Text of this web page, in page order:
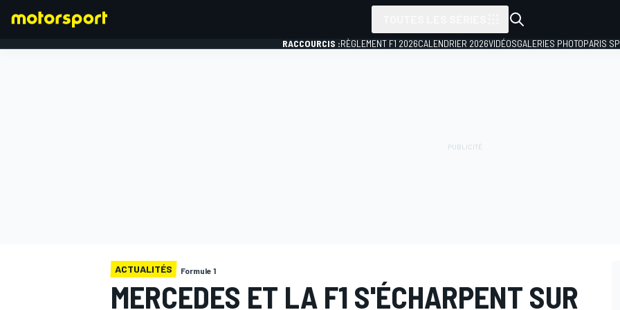
RACCOURCIS :RÈGLEMENT F1 2026CALENDRIER 2026VIDÉOSGALERIES PHOTOPARIS
ACTUALITÉS Formule 1
MERCEDES ET LA F1 S'ÉCHARPENT SUR